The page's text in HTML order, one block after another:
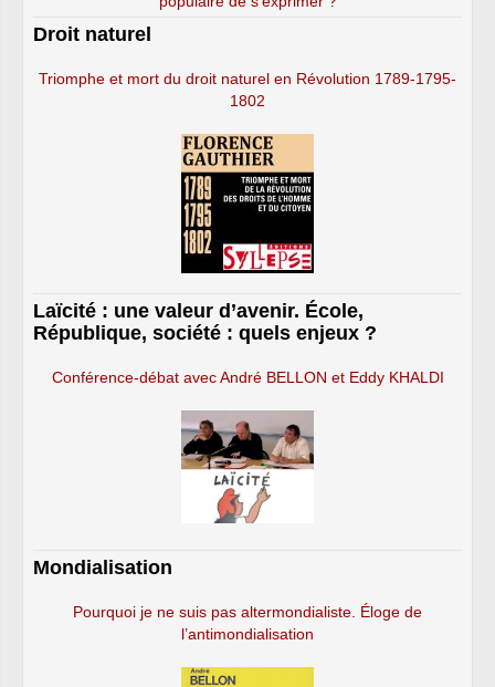
Droit naturel
Triomphe et mort du droit naturel en Révolution 1789-1795-
1802
Laïcité : une valeur d’avenir. École,
République, société : quels enjeux ?
Conférence-débat avec André BELLON et Eddy KHALDI
Mondialisation
Pourquoi je ne suis pas altermondialiste. Éloge de
l’antimondialisation